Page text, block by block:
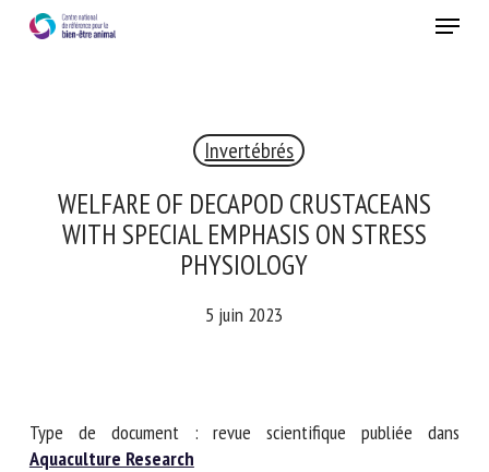
Menu
Invertébrés
WELFARE OF DECAPOD CRUSTACEANS
WITH SPECIAL EMPHASIS ON STRESS
PHYSIOLOGY
5 juin 2023
Type de document : revue scientifique publiée dans
Aquaculture Research
RECEVEZ CHAQUE MOIS GRATUITEMENT
ANIMAL
notre newsletter :